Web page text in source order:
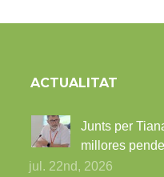
ACTUALITAT
Junts per
millores
jul. 22nd, 2026